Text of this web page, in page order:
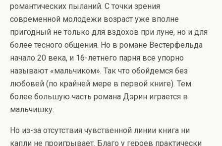
романтических пыланий. С точки зрения
современной молодежи возраст уже вполне
пригодный не только для вздохов при луне, но и для
более тесного общения. Но в романе Вестерфельда
начало 20 века, и 16-летнего парня все упорно
называют «мальчиком». Так что обойдемся без
любовей (по крайней мере в первой книге). Тем
более большую часть романа Дэрин играется в
мальчишку.
Но из-за отсутствия чувственной линии книга ни
капли не проигрывает. Благо у героев практически